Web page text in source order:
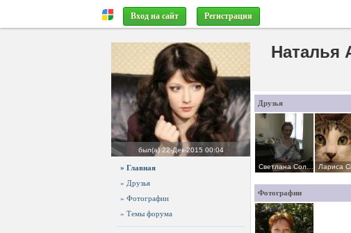
Вход на сайт Регистрация
Наталья
был(а) 22-Дек-2015 00:04
» Главная
» Друзья
» Фотографии
» Темы форума
Друзья
Светлана Солнечная Лариса
Фотографии